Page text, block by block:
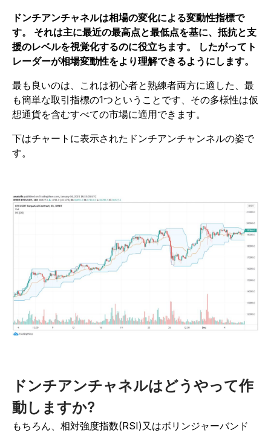
ドンチアンチャネルは相場の変化による変動性指標で
す。 それは主に最近の最高点と最低点を基に、抵抗と支
援のレベルを視覚化するのに役立ちます。 したがってト
レーダーが相場変動性をより理解できるようにします。
最も良いのは、これは初心者と熟練者両方に適した、最
も簡単な取引指標の1つということです、その多様性は仮
想通貨を含むすべての市場に適用できます。
下はチャートに表示されたドンチアンチャンネルの姿で
す。
ドンチアンチャネルはどうやって作
動しますか?
もちろん、相対強度指数(RSI)又はボリンジャーバンド